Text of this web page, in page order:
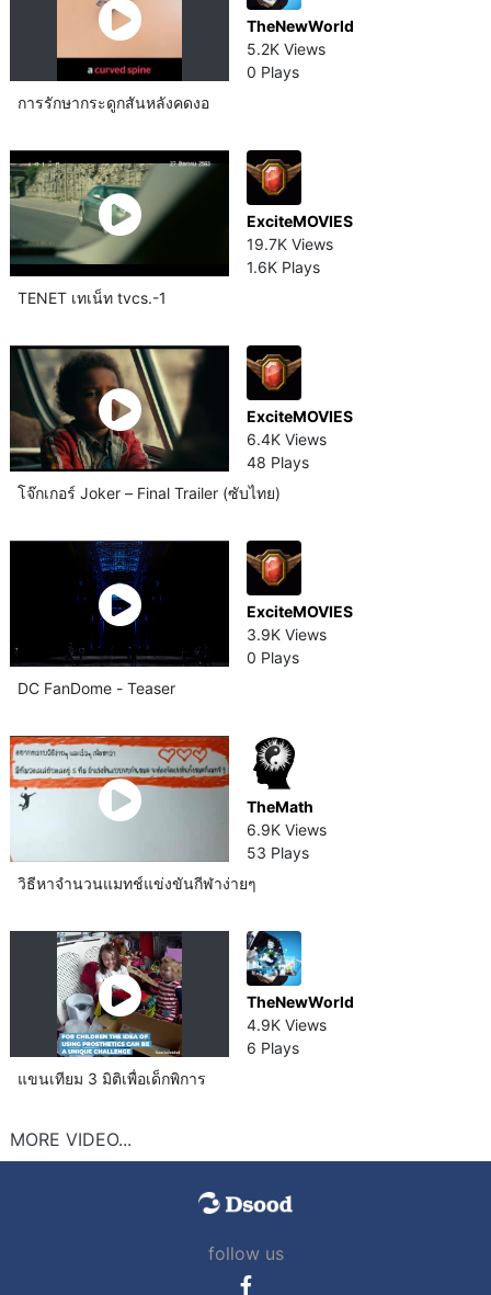
TheNewWorld
5.2K Views
0 Plays
การรักษากระดูกสันหลังคดงอ
ExciteMOVIES
19.7K Views
1.6K Plays
TENET เทเน็ท tvcs.-1
ExciteMOVIES
6.4K Views
48 Plays
โจ๊กเกอร์ Joker – Final Trailer (ซับไทย)
ExciteMOVIES
3.9K Views
0 Plays
DC FanDome - Teaser
TheMath
6.9K Views
53 Plays
วิธีหาจำนวนแมทช์แข่งขันกีฬาง่ายๆ
TheNewWorld
4.9K Views
6 Plays
แขนเทียม 3 มิติเพื่อเด็กพิการ
MORE VIDEO...
follow us